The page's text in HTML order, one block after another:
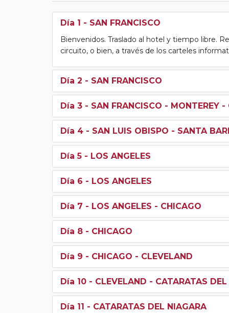
Día 1 - SAN FRANCISCO
Bienvenidos. Traslado al hotel y tiempo libre.
circuito, o bien, a través de los carteles
Día 2 - SAN FRANCISCO
Día 3 - SAN FRANCISCO - MONTEREY
Día 4 - SAN LUIS OBISPO - SANTA
Día 5 - LOS ANGELES
Día 6 - LOS ANGELES
Día 7 - LOS ANGELES - CHICAGO
Día 8 - CHICAGO
Día 9 - CHICAGO - CLEVELAND
Día 10 - CLEVELAND - CATARATAS
Día 11 - CATARATAS DEL NIAGARA